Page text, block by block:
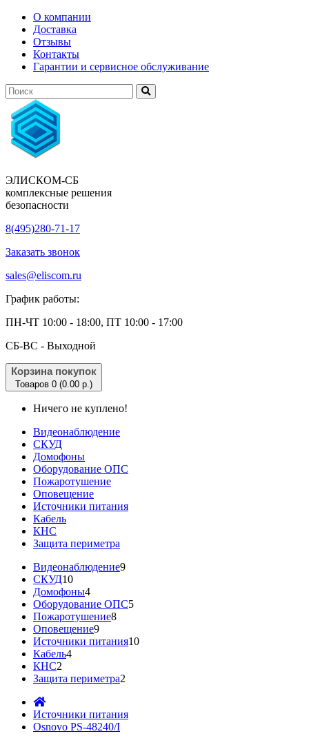
О компании
Доставка
Отзывы
Контакты
Гарантии и сервисное обслуживание
ЭЛИСКОМ-СБ
комплексные решения
безопасности
8(495)280-71-17
Заказать звонок
sales@eliscom.ru
График работы:
ПН-ЧТ 10:00 - 18:00, ПТ 10:00 - 17:00
CБ-ВС - Выходной
Корзина покупок
Товаров 0 (0.00 р.)
Ничего не куплено!
Видеонаблюдение
СКУД
Домофоны
Оборудование ОПС
Пожаротушение
Оповещение
Источники питания
Кабель
КНС
Защита периметра
Видеонаблюдение9
СКУД10
Домофоны4
Оборудование ОПС5
Пожаротушение8
Оповещение9
Источники питания10
Кабель4
КНС2
Защита периметра2
Источники питания
Osnovo PS-48240/I